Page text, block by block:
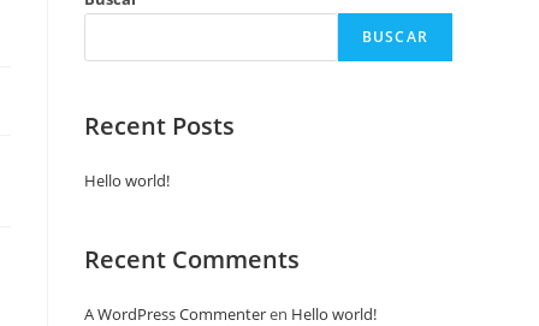
BUSCAR
Recent Posts
Hello world!
Recent Comments
A WordPress Commenteren Hello world!